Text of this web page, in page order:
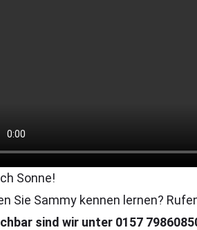
Sonne!
Sie Sammy kennen lernen?
sind wir unter 0157